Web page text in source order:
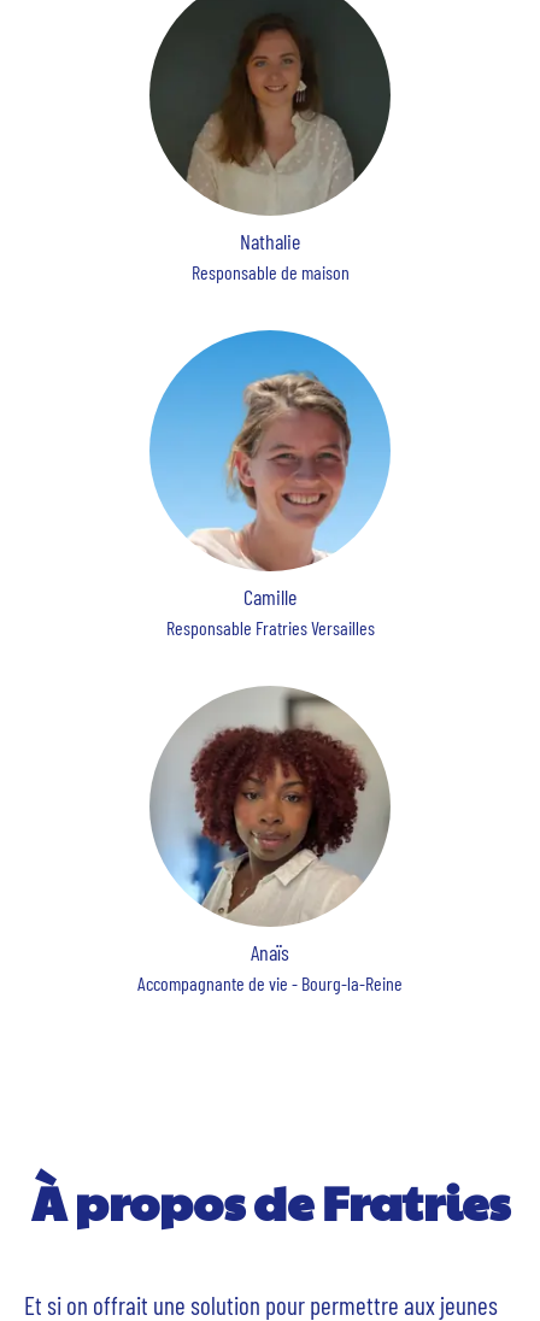
Nathalie
Responsable de maison
Camille
Responsable Fratries Versailles
Anaïs
Accompagnante de vie - Bourg-la-Reine
À propos de Fratries
Et si on offrait une solution pour permettre aux jeunes